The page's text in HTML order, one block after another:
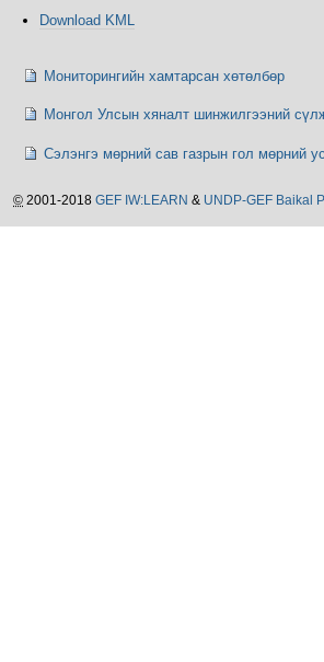
Document
Download KML
Navigation
Мониторингийн хамтарсан хөтөлбөр
Монгол Улсын хяналт шинжилгээний
Сэлэнгэ мөрний сав газрын гол мөрний
© 2001-2018 GEF IW:LEARN & UNDP-GEF Baikal